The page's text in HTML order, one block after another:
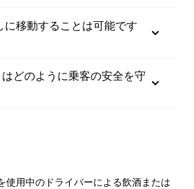
移動することは可能です
どのように乗客の安全を守
使用中のドライバーによる飲酒または